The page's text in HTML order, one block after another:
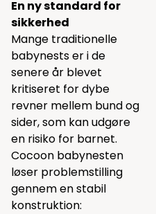
En ny standard for
sikkerhed
Mange traditionelle
babynests er i de
senere år blevet
kritiseret for dybe
revner mellem bund og
sider, som kan udgøre
en risiko for barnet.
Cocoon babynesten
løser problemstilling
gennem en stabil
konstruktion: